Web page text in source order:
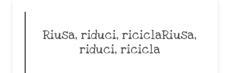
Riusa, riduci, riciclaRiusa,
riduci, ricicla